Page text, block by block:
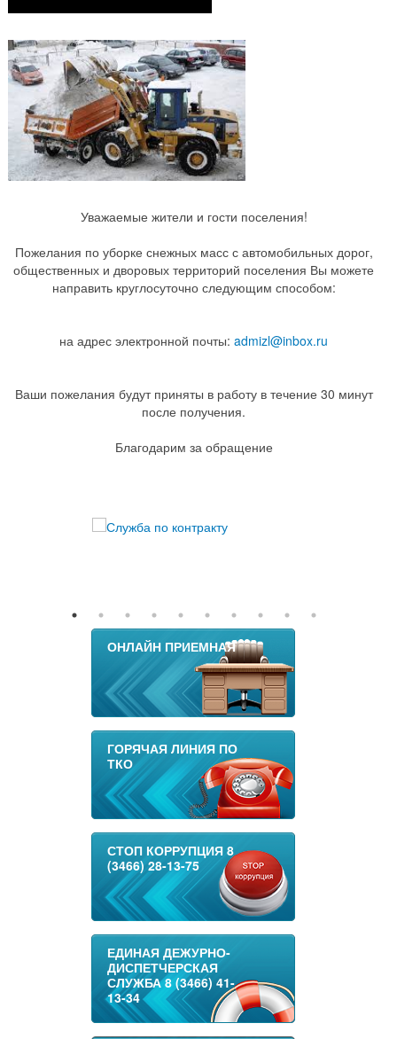
Уважаемые жители и гости поселения!
Пожелания по уборке снежных масс с автомобильных дорог,
общественных и дворовых территорий поселения Вы можете
направить круглосуточно следующим способом:
на адрес электронной почты: admizl@inbox.ru
Ваши пожелания будут приняты в работу в течение 30 минут
после получения.
Благодарим за обращение
ОНЛАЙН ПРИЕМНАЯ
ГОРЯЧАЯ ЛИНИЯ ПО
ТКО
СТОП КОРРУПЦИЯ 8
(3466) 28-13-75
ЕДИНАЯ ДЕЖУРНО-
ДИСПЕТЧЕРСКАЯ
СЛУЖБА 8 (3466) 41-
13-34